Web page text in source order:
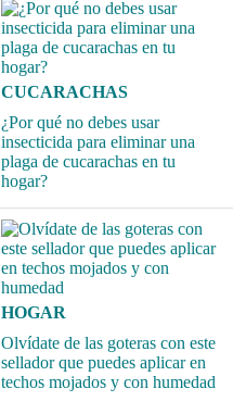
CUCARACHAS
¿Por qué no debes usar
insecticida para eliminar una
plaga de cucarachas en tu
hogar?
HOGAR
Olvídate de las goteras con este
sellador que puedes aplicar en
techos mojados y con humedad